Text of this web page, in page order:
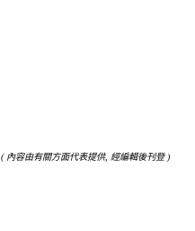
( 內容由有關方面代表提供, 經編輯後刊登 )